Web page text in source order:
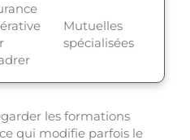
Mutuelles
spécialisées
les formations
qui modifie parfois le